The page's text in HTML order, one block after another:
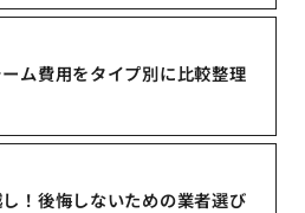
ム費用をタイプ別に比較整理
！後悔しないための業者選び